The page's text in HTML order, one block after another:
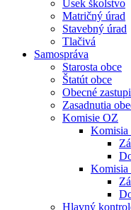
Úsek školstvo
Matričný úrad
Stavebný úrad
Tlačivá
Samospráva
Starosta obce
Štatút obce
Obecné
Zasadnutia
Komisie OZ
Komisia
Komisia
Hlavný